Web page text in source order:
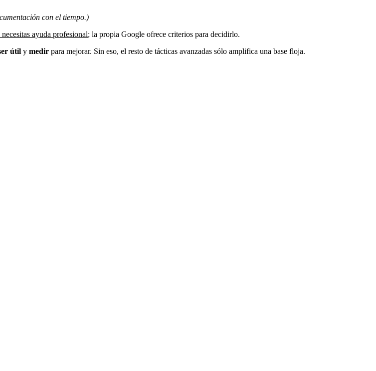
con el tiempo.)
ayuda profesional; la propia Google ofrece criterios para decidirlo.
útil y medir para mejorar. Sin eso, el resto de tácticas avanzadas sólo amplifica una base floja.